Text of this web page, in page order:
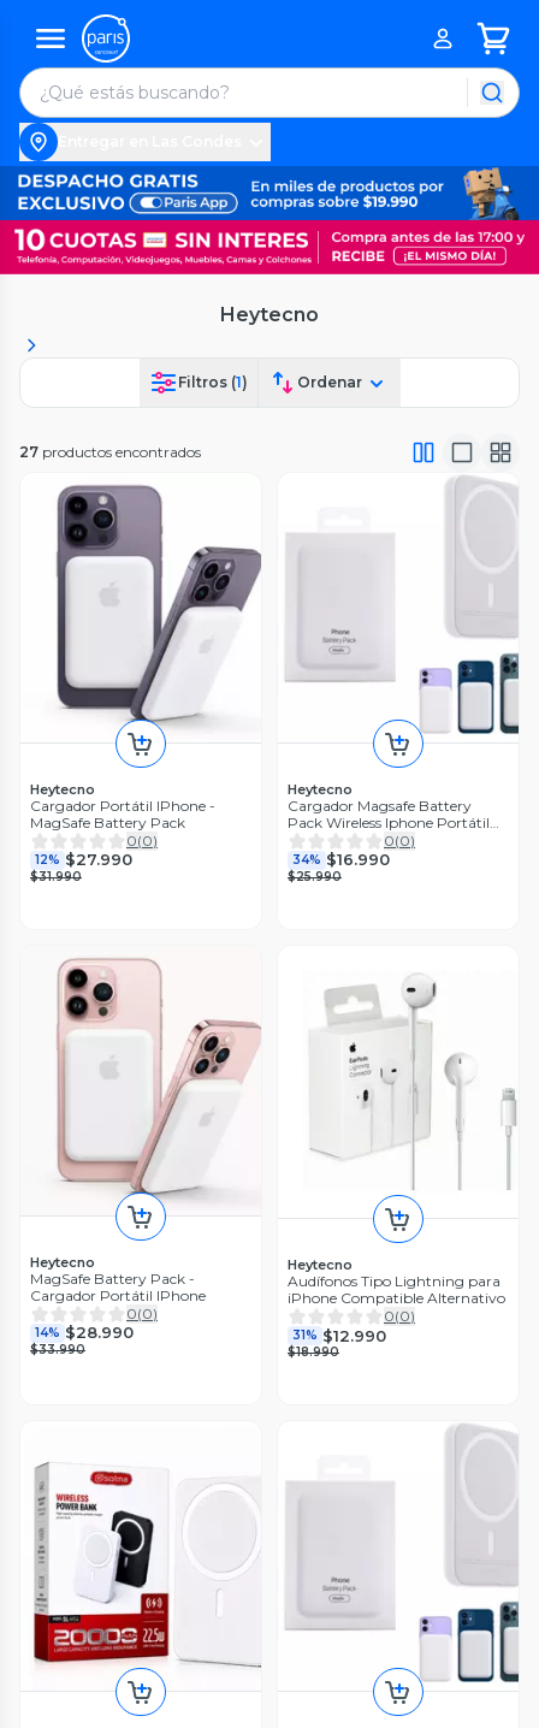
Heytecno
Filtros (1) Ordenar
27 productos encontrados
Heytecno
Cargador Portátil IPhone -
MagSafe Battery Pack
0(0)
12% $27.990
$31.990
Heytecno
Cargador Magsafe Battery
Pack Wireless Iphone Portátil
Alternativo
0(0)
34% $16.990
$25.990
Heytecno
MagSafe Battery Pack -
Cargador Portátil IPhone
0(0)
14% $28.990
$33.990
Heytecno
Audífonos Tipo Lightning para
iPhone Compatible Alternativo
0(0)
31% $12.990
$18.990